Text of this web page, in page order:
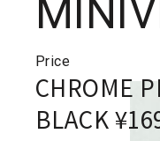
Price
CHROME
BLACK